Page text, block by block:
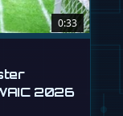
0:33
2026